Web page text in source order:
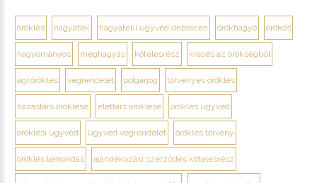
öröklés hagyaték hagyatéki ügyvéd debrecen örökhagyó örökös
hagyományos meghagyás kötelesrész kiesés az örökségből
ági öröklés végrendelet polgárjog törvényes öröklés
házastárs öröklése élettárs öröklése öröklés ügyvéd
öröklési ügyvéd ügyvéd végrendelet öröklés törvény
öröklés lemondás ajándékozási szerződés kötelesrész